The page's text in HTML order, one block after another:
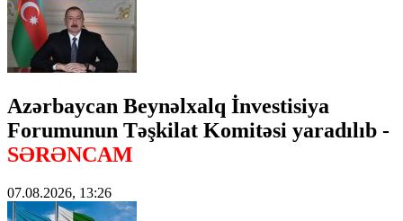
Azərbaycan Beynəlxalq İnvestisiya
Forumunun Təşkilat Komitəsi yaradılıb -
SƏRƏNCAM
07.08.2026, 13:26